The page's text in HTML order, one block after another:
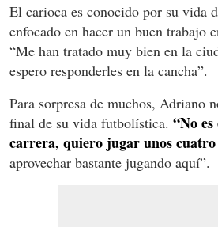
El carioca es conocido por su vida
enfocado en hacer un buen trabajo
“Me han tratado muy bien en la
espero responderles en la cancha”.
Para sorpresa de muchos, Adriano
final de su vida futbolística. “No
carrera, quiero jugar unos cuatro
aprovechar bastante jugando aquí”.